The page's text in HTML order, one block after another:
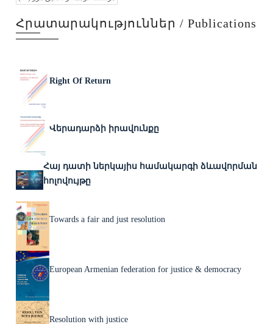
Հրատարակություններ / Publications
Right Of Return
Վերադարձի իրավունքը
Հայ դատի ներկայիս համակարգի ձևավորման
հոլովույթը
Towards a fair and just resolution
European Armenian federation for justice & democracy
Resolution with justice